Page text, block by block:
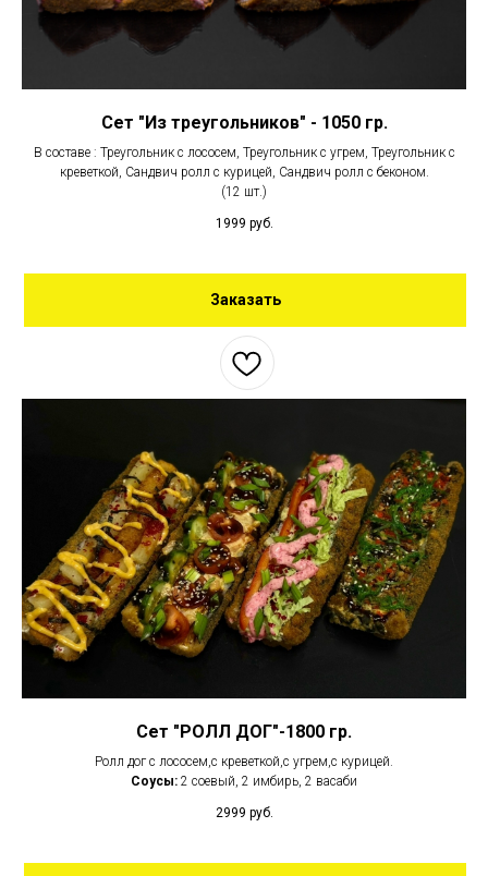
Сет "Из треугольников" - 1050 гр.
В составе : Треугольник с лососем, Треугольник с угрем, Треугольник с
креветкой, Сандвич ролл с курицей, Сандвич ролл с беконом.
(12 шт.)
1999 руб.
Заказать
Сет "РОЛЛ ДОГ"-1800 гр.
Ролл дог с лососем,с креветкой,с угрем,с курицей.
Соусы: 2 соевый, 2 имбирь, 2 васаби
2999 руб.